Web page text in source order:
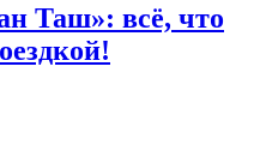
Таш»: всё, что